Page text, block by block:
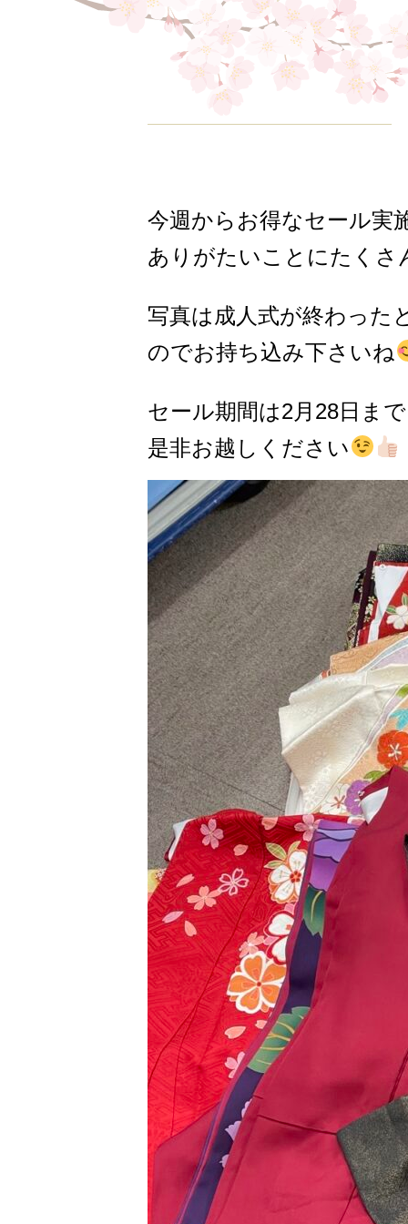
今週からお得なセール実
ありがたいことにたくさ
写真は成人式が終わった
のでお持ち込み下さいね
セール期間は2月28日ま
是非お越しください